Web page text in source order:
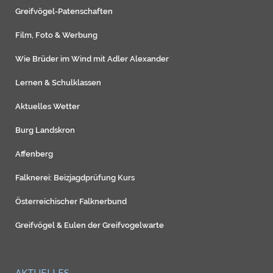
Greifvögel-Patenschaften
Film, Foto & Werbung
Wie Brüder im Wind mit Adler Alexander
Lernen & Schulklassen
Aktuelles Wetter
Burg Landskron
Affenberg
Falknerei: Beizjagdprüfung Kurs
Österreichischer Falknerbund
Greifvögel & Eulen der Greifvogelwarte